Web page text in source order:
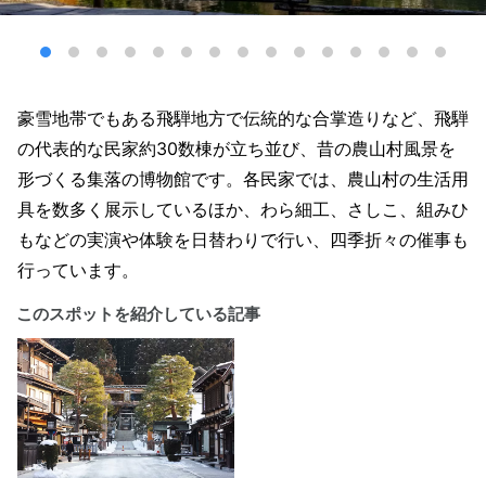
豪雪地帯でもある飛騨地方で伝統的な合掌造りなど、飛騨
の代表的な民家約30数棟が立ち並び、昔の農山村風景を
形づくる集落の博物館です。各民家では、農山村の生活用
具を数多く展示しているほか、わら細工、さしこ、組みひ
もなどの実演や体験を日替わりで行い、四季折々の催事も
行っています。
このスポットを紹介している記事